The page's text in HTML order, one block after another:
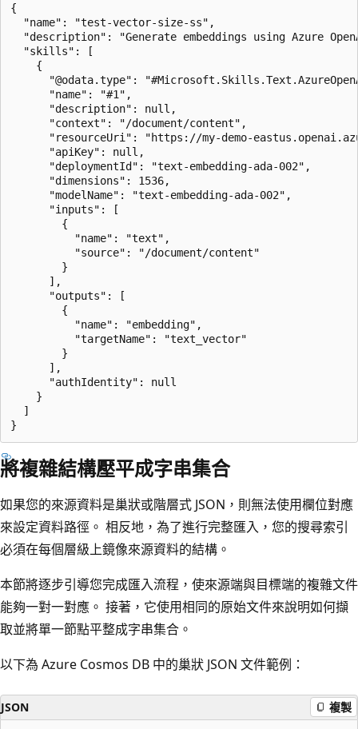
{
  "name": "test-vector-size-ss",
"description": "Generate embeddings using Azure
  "skills": [
    {
"@odata.type":
      "name": "#1",
      "description": null,
      "context": "/document/content",
"resourceUri": "https://my-demo-
      "apiKey": null,
      "deploymentId": "text-embedding-ada-002",
      "dimensions": 1536,
      "modelName": "text-embedding-ada-002",
      "inputs": [
        {
          "name": "text",
          "source": "/document/content"
        }
      ],
      "outputs": [
        {
          "name": "embedding",
          "targetName": "text_vector"
        }
      ],
      "authIdentity": null
    }
  ]
將複雜結構壓平成字串集合
如果您的來源資料是巢狀或階層式 JSON，則無法使用欄位對應
來設定資料路徑。 相反地，為了進行完整匯入，您的搜尋索引
必須在每個層級上鏡像來源資料的結構。
本節將逐步引導您完成匯入流程，使來源端與目標端的複雜文件
能夠一對一對應。 接著，它使用相同的原始文件來說明如何擷
取並將單一節點平整成字串集合。
以下為 Azure Cosmos DB 中的巢狀 JSON 文件範例：
JSON 複製